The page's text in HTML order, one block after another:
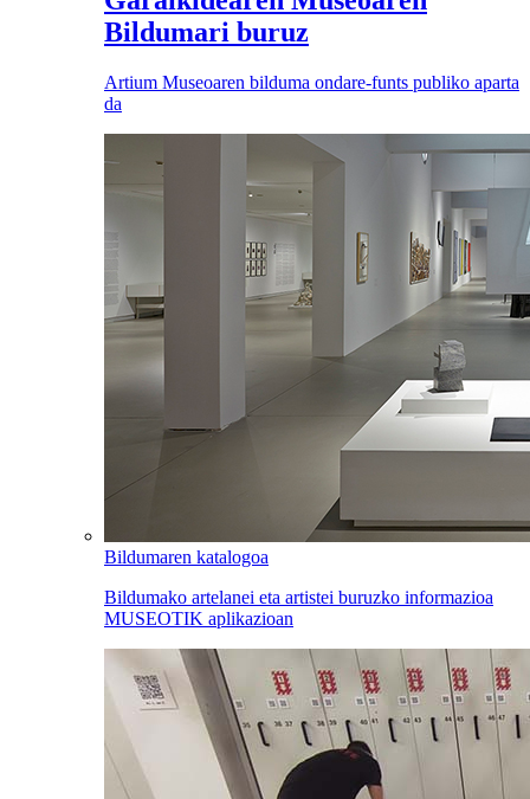
Bildumari buruz
Artium Museoaren bilduma ondare-funts publiko aparta
da
Bildumaren katalogoa
Bildumako artelanei eta artistei buruzko informazioa
MUSEOTIK aplikazioan